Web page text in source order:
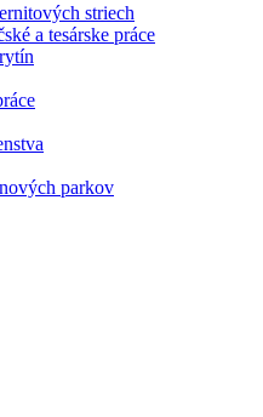
striech
a tesárske práce
parkov